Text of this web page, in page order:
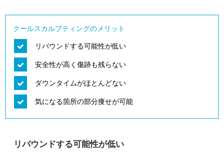
クールスカルプティングのメリット
リバウンドする可能性が低い
安全性が高く傷跡も残らない
ダウンタイムがほとんどない
気になる箇所の部分痩せが可能
リバウンドする可能性が低い